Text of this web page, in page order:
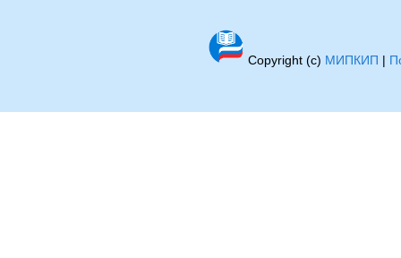
Copyright (c) МИПКИП |